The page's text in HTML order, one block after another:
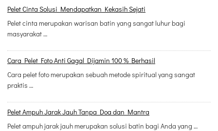
Pelet Cinta Solusi Mendapatkan Kekasih Sejati
Pelet cinta merupakan warisan batin yang sangat luhur bagi
masyarakat …
Cara Pelet Foto Anti Gagal Dijamin 100 % Berhasil
Cara pelet foto merupakan sebuah metode spiritual yang sangat
praktis …
Pelet Ampuh Jarak Jauh Tanpa Doa dan Mantra
Pelet ampuh jarak jauh merupakan solusi batin bagi Anda yang …